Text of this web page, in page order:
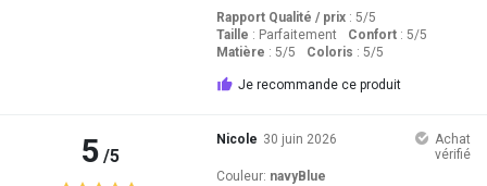
Rapport Qualité / prix: 5/5
Taille : Parfaitement Confort: 5/5
Matière : 5/5 Coloris : 5/5
Je recommande ce produit
5/5
Nicole 30 juin 2026
Achat
vérifié
Couleur: navyBlue